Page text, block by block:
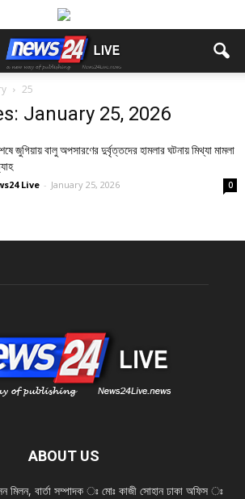
25
January 25, 2026
জুগিয়ায় বালু অপসারণের দুর্বৃত্তদের হামলার ঘটনায় মিথ্যা মামলা
Live - January 25, 2026 0
ABOUT US
বার্তা সম্পাদক ঃ মোঃ কাজী সোহান ঢাকা অফিস ঃ